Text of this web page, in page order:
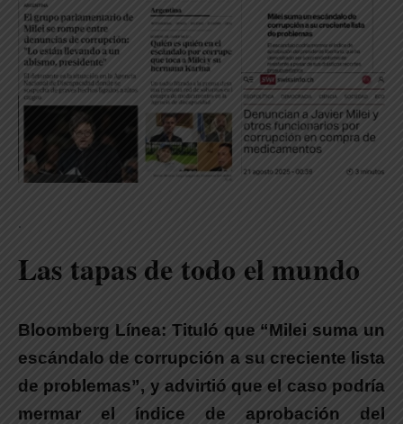
.
Las tapas de todo el mundo
Bloomberg Línea: Tituló que “Milei suma un
escándalo de corrupción a su creciente lista
de problemas”, y advirtió que el caso podría
mermar el índice de aprobación del